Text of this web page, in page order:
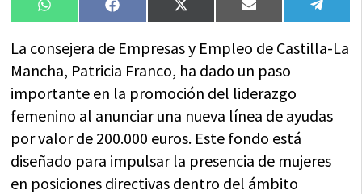
Compartir
en
WhatsAppCompartir
en
FacebookCompartir
en
X
(Twitter)
Compartir
en
Email
en
La consejera de Empresas y Empleo de Castilla-La
Mancha, Patricia Franco, ha dado un paso
importante en la promoción del liderazgo
femenino al anunciar una nueva línea de ayudas
por valor de 200.000 euros. Este fondo está
diseñado para impulsar la presencia de mujeres
en posiciones directivas dentro del ámbito